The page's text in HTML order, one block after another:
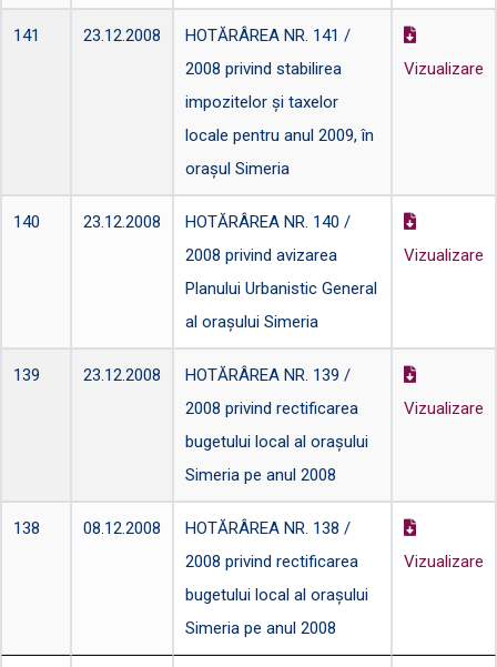
141 23.12.2008
HOTĂRÂREA NR. 141 /
2008 privind stabilirea
impozitelor și taxelor
locale pentru anul 2009, în
orașul Simeria
Vizualizare
140 23.12.2008
HOTĂRÂREA NR. 140 /
2008 privind avizarea
Planului Urbanistic General
al orașului Simeria
Vizualizare
139 23.12.2008
HOTĂRÂREA NR. 139 /
2008 privind rectificarea
bugetului local al orașului
Simeria pe anul 2008
Vizualizare
138 08.12.2008
HOTĂRÂREA NR. 138 /
2008 privind rectificarea
bugetului local al orașului
Simeria pe anul 2008
Vizualizare